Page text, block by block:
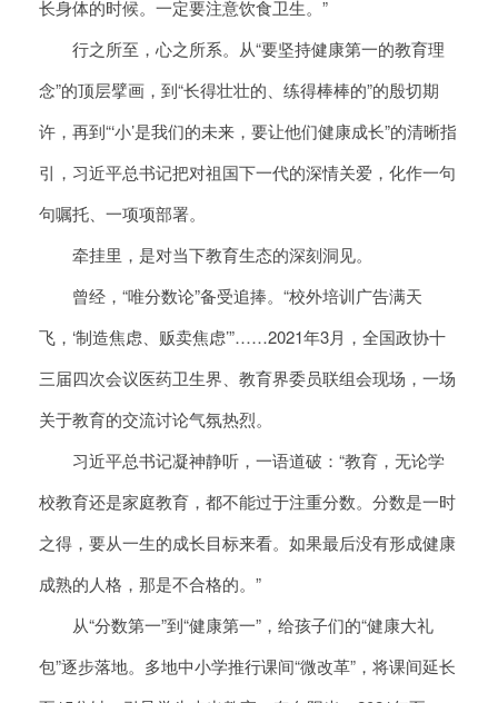
长身体的时候。一定要注意饮食卫生。”
行之所至，心之所系。从“要坚持健康第一的教育理
念”的顶层擘画，到“长得壮壮的、练得棒棒的”的殷切期
许，再到“‘小’是我们的未来，要让他们健康成长”的清晰指
引，习近平总书记把对祖国下一代的深情关爱，化作一句
句嘱托、一项项部署。
牵挂里，是对当下教育生态的深刻洞见。
曾经，“唯分数论”备受追捧。“校外培训广告满天
飞，‘制造焦虑、贩卖焦虑’”……2021年3月，全国政协十
三届四次会议医药卫生界、教育界委员联组会现场，一场
关于教育的交流讨论气氛热烈。
习近平总书记凝神静听，一语道破：“教育，无论学
校教育还是家庭教育，都不能过于注重分数。分数是一时
之得，要从一生的成长目标来看。如果最后没有形成健康
成熟的人格，那是不合格的。”
从“分数第一”到“健康第一”，给孩子们的“健康大礼
包”逐步落地。多地中小学推行课间“微改革”，将课间延长